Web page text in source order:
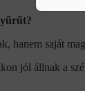
hanem saját
jól állnak a